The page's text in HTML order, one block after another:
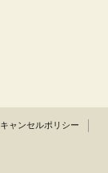
キャンセルポリシー